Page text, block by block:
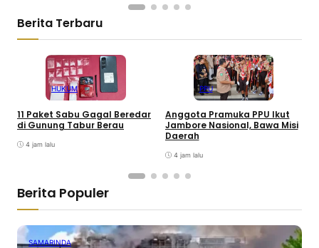
Berita Terbaru
HUKUM
11 Paket Sabu Gagal Beredar
di Gunung Tabur Berau
4 jam lalu
PPU
Anggota Pramuka PPU Ikut
Jambore Nasional, Bawa Misi
Daerah
4 jam lalu
Berita Populer
SAMARINDA